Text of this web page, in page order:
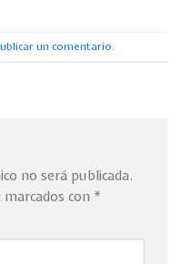
un comentario.
no será publicada.
con *